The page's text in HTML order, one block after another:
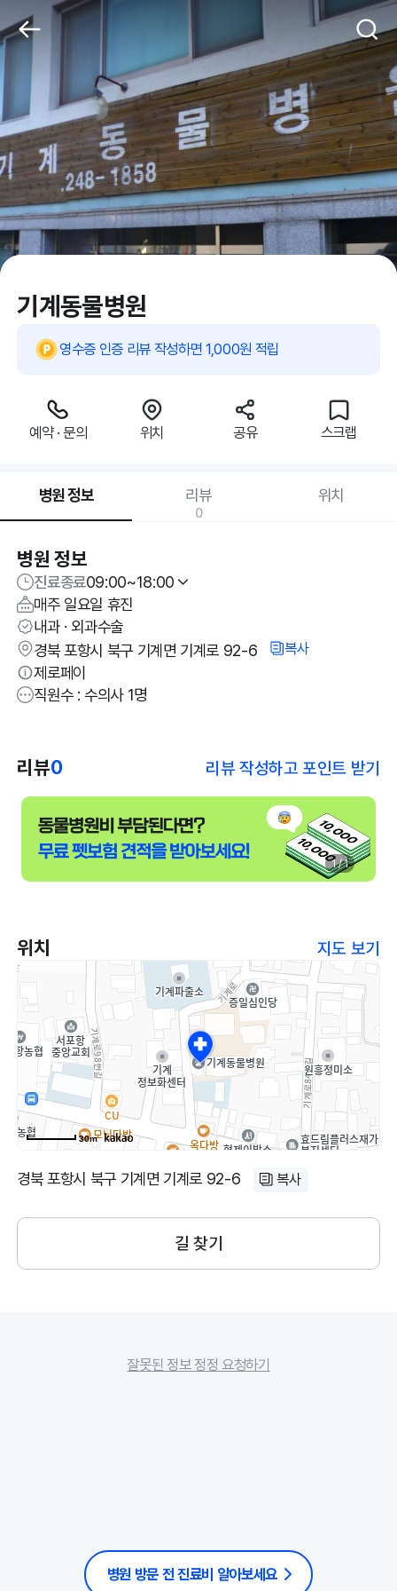
기계동물병원
영수증 인증 리뷰 작성하면 1,000원 적립
예약 · 문의 위치 공유 스크랩
병원 정보 리뷰
0
위치
병원 정보
진료종료09:00~18:00
매주 일요일 휴진
내과 · 외과수술
경북 포항시 북구 기계면 기계로 92-6
복사
제로페이
직원수 : 수의사 1명
리뷰0 리뷰 작성하고 포인트 받기
1 / 1
위치 지도 보기
30m
경북 포항시 북구 기계면 기계로 92-6 복사
길 찾기
잘못된 정보 정정 요청하기
병원 방문 전 진료비 알아보세요